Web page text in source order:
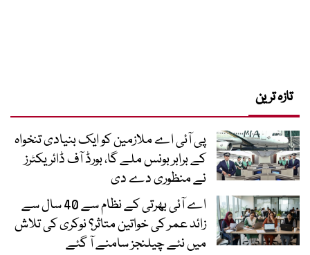
تازہ ترین
پی آئی اے ملازمین کو ایک بنیادی تنخواہ
کے برابر بونس ملے گا، بورڈ آف ڈائریکٹرز
نے منظوری دے دی
اے آئی بھرتی کے نظام سے 40 سال سے
زائد عمر کی خواتین متاثر؟ نوکری کی تلاش
میں نئے چیلنجز سامنے آ گئے